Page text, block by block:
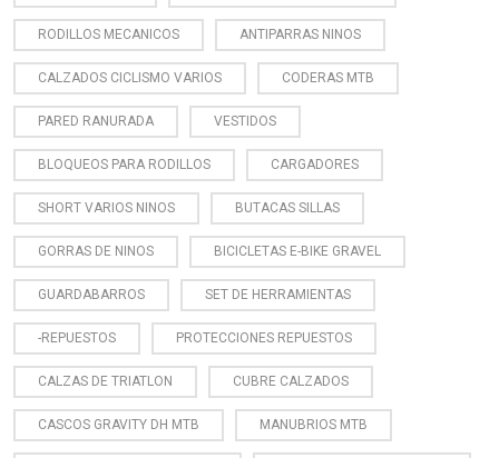
RODILLOS MECANICOS ANTIPARRAS NINOS
CALZADOS CICLISMO VARIOS CODERAS MTB
PARED RANURADA VESTIDOS
BLOQUEOS PARA RODILLOS CARGADORES
SHORT VARIOS NINOS BUTACAS SILLAS
GORRAS DE NINOS BICICLETAS E-BIKE GRAVEL
GUARDABARROS SET DE HERRAMIENTAS
-REPUESTOS PROTECCIONES REPUESTOS
CALZAS DE TRIATLON CUBRE CALZADOS
CASCOS GRAVITY DH MTB MANUBRIOS MTB